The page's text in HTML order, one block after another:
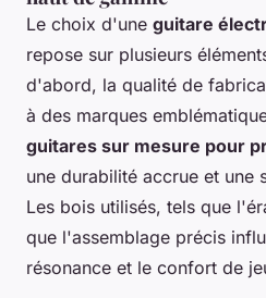
Le choix d'une guitare
repose sur plusieurs
d'abord, la qualité de
à des marques
guitares sur mesure pour
une durabilité accrue et une
Les bois utilisés, tels que
que l'assemblage précis
résonance et le confort de